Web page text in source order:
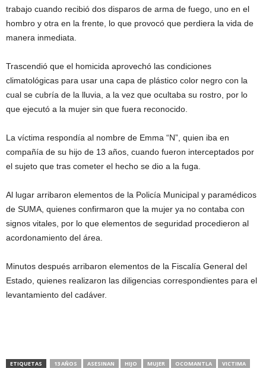
trabajo cuando recibió dos disparos de arma de fuego, uno en el
hombro y otra en la frente, lo que provocó que perdiera la vida de
manera inmediata.
Trascendió que el homicida aprovechó las condiciones
climatológicas para usar una capa de plástico color negro con la
cual se cubría de la lluvia, a la vez que ocultaba su rostro, por lo
que ejecutó a la mujer sin que fuera reconocido.
La víctima respondía al nombre de Emma “N”, quien iba en
compañía de su hijo de 13 años, cuando fueron interceptados por
el sujeto que tras cometer el hecho se dio a la fuga.
Al lugar arribaron elementos de la Policía Municipal y paramédicos
de SUMA, quienes confirmaron que la mujer ya no contaba con
signos vitales, por lo que elementos de seguridad procedieron al
acordonamiento del área.
Minutos después arribaron elementos de la Fiscalía General del
Estado, quienes realizaron las diligencias correspondientes para el
levantamiento del cadáver.
ETIQUETAS 13 AÑOS ASESINAN HIJO MUJER OCOMANTLA
VICTIMA